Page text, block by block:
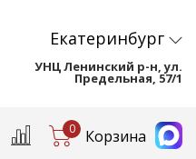
Екатеринбург
УНЦ Ленинский р-н, ул.
Предельная, 57/1
0 Корзина